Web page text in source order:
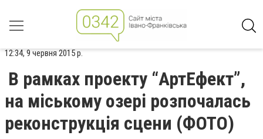
12:34, 9 червня 2015 р.
В рамках проекту “АртЕфект”,
на міському озері розпочалась
реконструкція сцени (ФОТО)